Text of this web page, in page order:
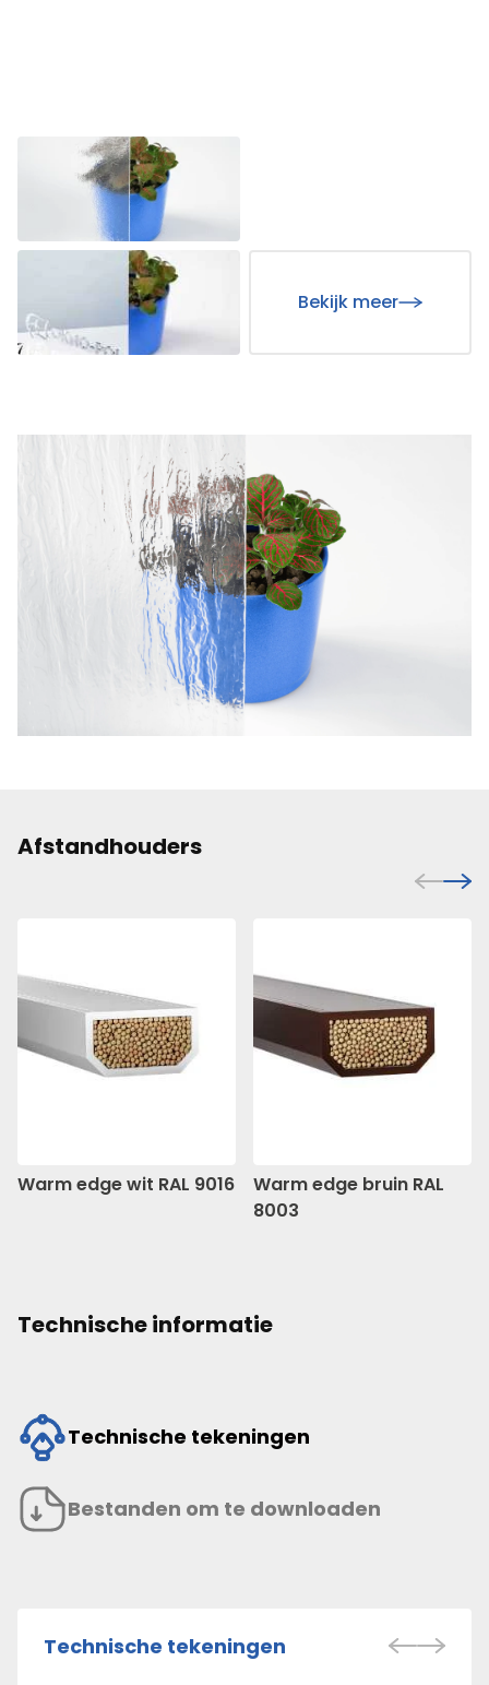
Bekijk meer
Afstandhouders
Warm edge wit RAL 9016
Warm edge bruin RAL
8003
Technische informatie
Technische tekeningen
Bestanden om te downloaden
Technische tekeningen